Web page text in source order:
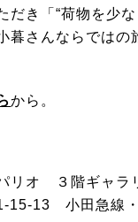
だき「“荷物を少
暮さんならではの
から。
パリオ ３階ギャ
15-13 小田急線